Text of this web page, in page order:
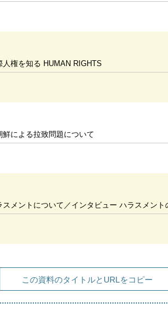
人権を知る HUMAN RIGHTS
鮮による拉致問題について
メントについて／インタビュー ハラスメントの背景にある力関係を
この資料のタイトルとURLをコピー